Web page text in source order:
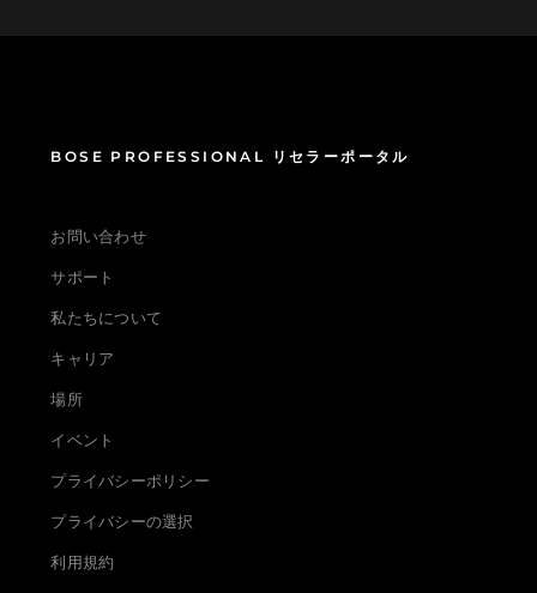
BOSE PROFESSIONAL リセラーポータル
お問い合わせ
サポート
私たちについて
キャリア
場所
イベント
プライバシーポリシー
プライバシーの選択
利用規約